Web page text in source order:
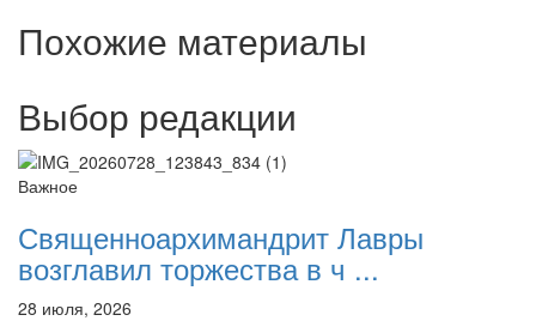
Похожие материалы
Выбор редакции
Важное
Священноархимандрит Лавры
возглавил торжества в ч ...
28 июля, 2026